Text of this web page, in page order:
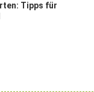
Tipps für